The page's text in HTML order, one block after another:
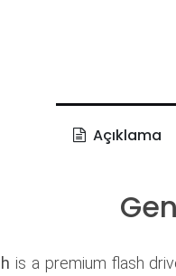
Açıklama
is a premium flash